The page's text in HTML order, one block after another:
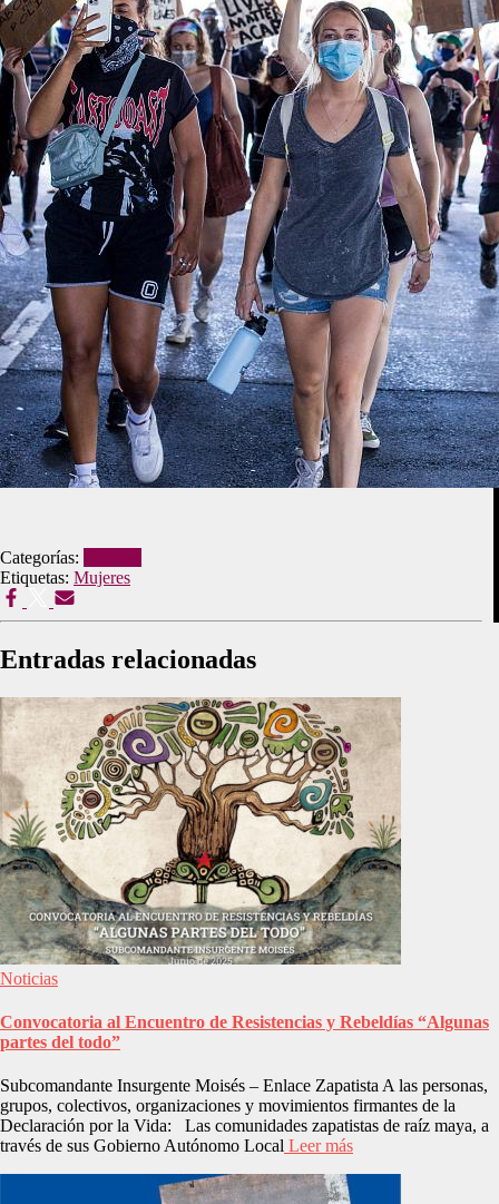
Categorías:
Etiquetas: Mujeres
Entradas relacionadas
Noticias
Convocatoria al Encuentro de Resistencias y Rebeldías “Algunas
partes del todo”
Subcomandante Insurgente Moisés – Enlace Zapatista A las personas,
grupos, colectivos, organizaciones y movimientos firmantes de la
Declaración por la Vida: Las comunidades zapatistas de raíz maya, a
través de sus Gobierno Autónomo Local Leer más